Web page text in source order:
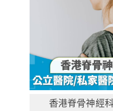
香港脊骨神經